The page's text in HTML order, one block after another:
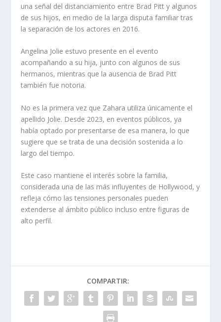
una señal del distanciamiento entre Brad Pitt y algunos
de sus hijos, en medio de la larga disputa familiar tras
la separación de los actores en 2016.
Angelina Jolie estuvo presente en el evento
acompañando a su hija, junto con algunos de sus
hermanos, mientras que la ausencia de Brad Pitt
también fue notoria.
No es la primera vez que Zahara utiliza únicamente el
apellido Jolie. Desde 2023, en eventos públicos, ya
había optado por presentarse de esa manera, lo que
sugiere que se trata de una decisión sostenida a lo
largo del tiempo.
Este caso mantiene el interés sobre la familia,
considerada una de las más influyentes de Hollywood, y
refleja cómo las tensiones personales pueden
extenderse al ámbito público incluso entre figuras de
alto perfil.
COMPARTIR: